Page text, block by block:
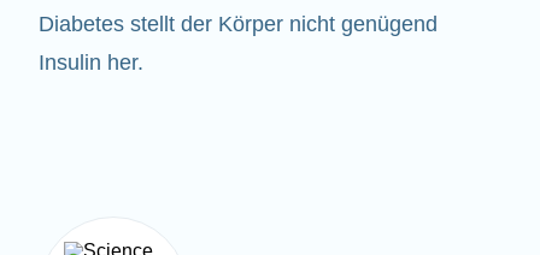
Diabetes stellt der Körper nicht genügend
Insulin her.